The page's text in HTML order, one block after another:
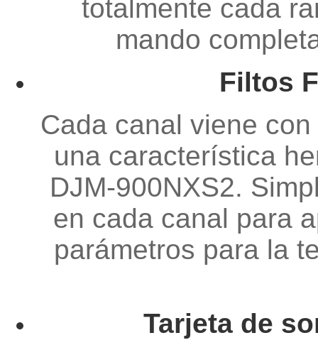
totalmente cada
mando
Filtos
Cada canal viene
una característica
DJM-900NXS2.
en cada canal para
parámetros para la
Tarjeta de